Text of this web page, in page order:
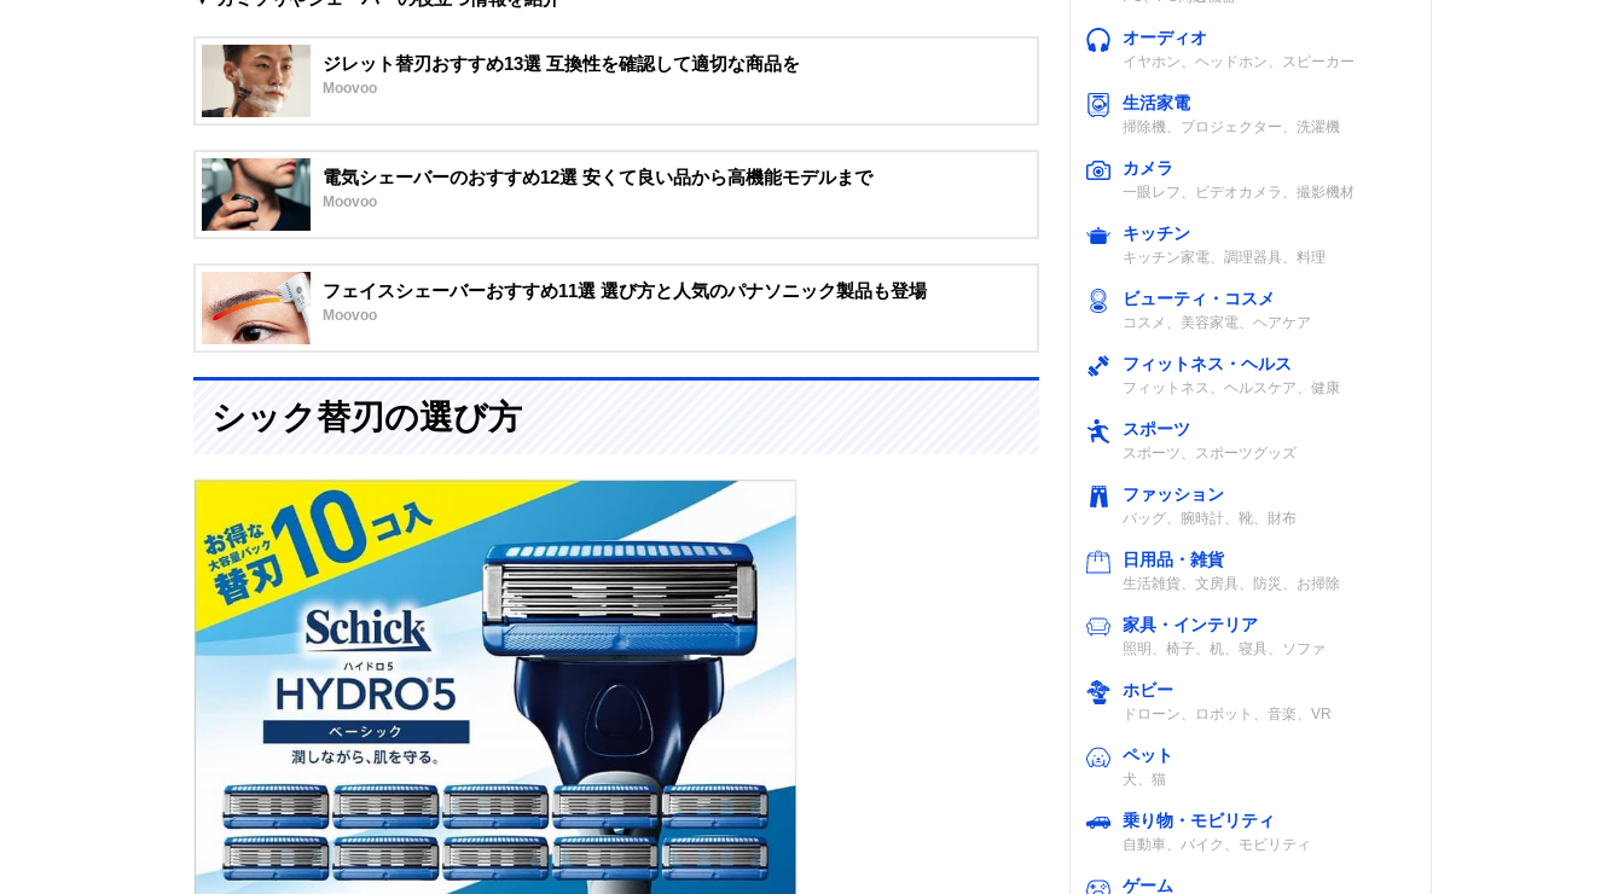
ジレット替刃おすすめ13選 互換性を確認して適切な商品を
Moovoo
電気シェーバーのおすすめ12選 安くて良い品から高機能モデルまで
Moovoo
フェイスシェーバーおすすめ11選 選び方と人気のパナソニック製品も登場
Moovoo
シック替刃の選び方
オーディオ
イヤホン、ヘッドホン、スピーカー
生活家電
掃除機、プロジェクター、洗濯機
カメラ
一眼レフ、ビデオカメラ、撮影機材
キッチン
キッチン家電、調理器具、料理
ビューティ・コスメ
コスメ、美容家電、ヘアケア
フィットネス・ヘルス
フィットネス、ヘルスケア、健康
スポーツ
スポーツ、スポーツグッズ
ファッション
バッグ、腕時計、靴、財布
日用品・雑貨
生活雑貨、文房具、防災、お掃除
家具・インテリア
照明、椅子、机、寝具、ソファ
ホビー
ドローン、ロボット、音楽、VR
ペット
犬、猫
乗り物・モビリティ
自動車、バイク、モビリティ
ゲーム